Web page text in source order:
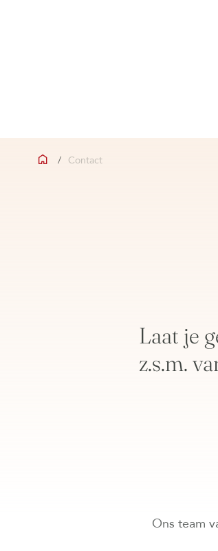
/ Contact
Laat je
z.s.m.
Ons team